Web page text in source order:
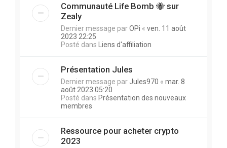
Communauté Life Bomb 🐝 sur
Zealy
Dernier message parOPi « ven. 11 août
2023 22:25
Posté dans Liens d'affiliation
Présentation Jules
Dernier message par Jules970 « mar. 8
août 2023 05:20
Posté dans Présentation des nouveaux
membres
Ressource pour acheter crypto
2023